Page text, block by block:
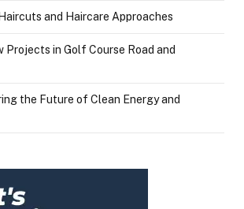
and Haircare Approaches
Projects in Golf Course Road and
the Future of Clean Energy and